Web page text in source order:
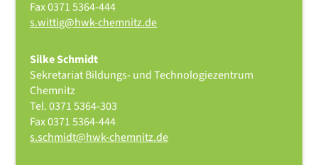
Fax0371 5364-444
s.wittig@hwk-chemnitz.de
Silke Schmidt
Sekretariat Bildungs- und Technologiezentrum
Chemnitz
Tel.0371 5364-303
Fax0371 5364-444
s.schmidt@hwk-chemnitz.de